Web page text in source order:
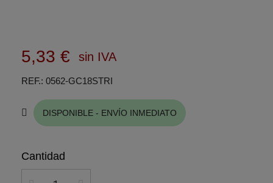
5,33 € sin IVA
REF. 0562-GC18STRI
DISPONIBLE - ENVÍO INMEDIATO
Cantidad